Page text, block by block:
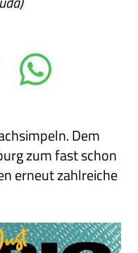
Dem
zum fast schon
erneut zahlreiche